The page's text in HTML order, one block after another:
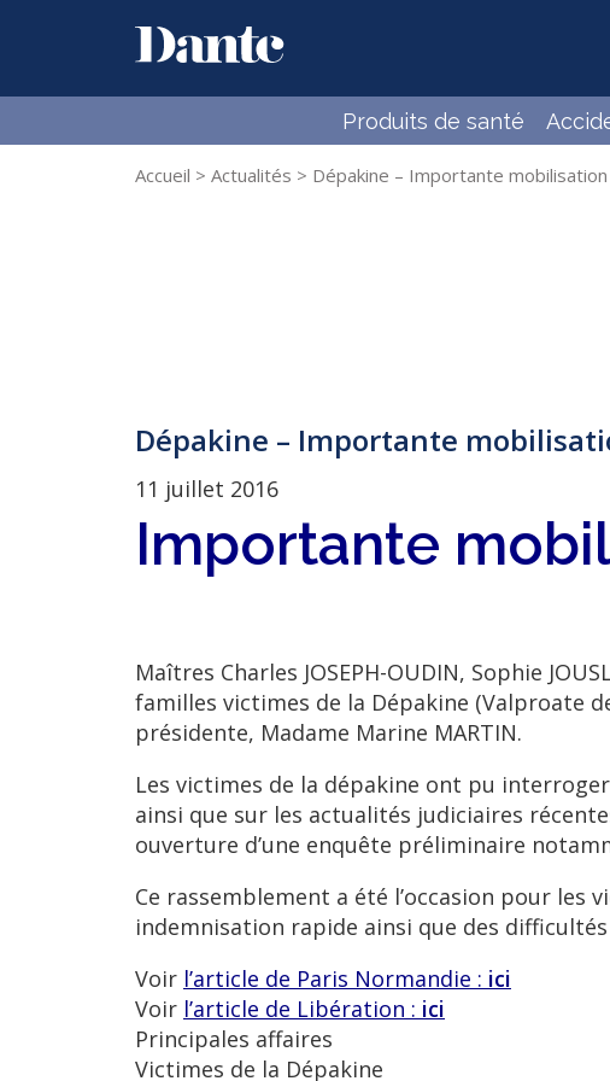
Skip to content
Dante
Produits de santé
Accueil > Actualités > Dépakine – Importante
Dépakine – Importante
11 juillet 2016
Importante
Maîtres Charles JOSEPH-OUDIN, Sophie
familles victimes de la Dépakine (Valproate
présidente, Madame Marine MARTIN.
Les victimes de la dépakine ont pu
ainsi que sur les actualités judiciaires
ouverture d’une enquête préliminaire
Ce rassemblement a été l’occasion pour les
indemnisation rapide ainsi que des
Voir l’article de Paris Normandie : ici
Voir l’article de Libération : ici
Principales affaires
Victimes de la Dépakine